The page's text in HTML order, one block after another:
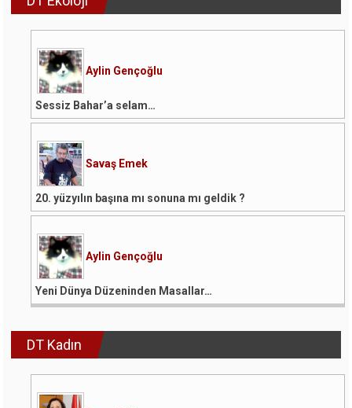
Aylin Gençoğlu
Sessiz Bahar’a selam…
Savaş Emek
20. yüzyılın başına mı sonuna mı geldik ?
Aylin Gençoğlu
Yeni Dünya Düzeninden Masallar…
DT Kadın